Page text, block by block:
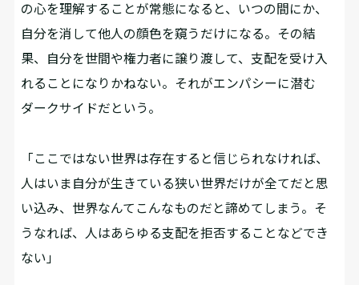
の心を理解することが常態になると、いつの間にか、
自分を消して他人の顔色を窺うだけになる。その結
果、自分を世間や権力者に譲り渡して、支配を受け入
れることになりかねない。それがエンパシーに潜む
ダークサイドだという。
「ここではない世界は存在すると信じられなければ、
人はいま自分が生きている狭い世界だけが全てだと思
い込み、世界なんてこんなものだと諦めてしまう。そ
うなれば、人はあらゆる支配を拒否することなどでき
ない」